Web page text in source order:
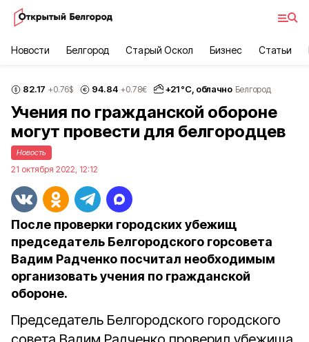
Новости Белгород Старый Оскол Бизнес Статьи
82.17 +0.76$ 94.84 +0.78€ +21°С, облачно Белгород
Учения по гражданской обороне
могут провести для белгородцев
Новость
21 октября 2022, 12:12
После проверки городских убежищ
председатель Белгородского горсовета
Вадим Радченко посчитал необходимым
организовать учения по гражданской
обороне.
Председатель Белгородского городского